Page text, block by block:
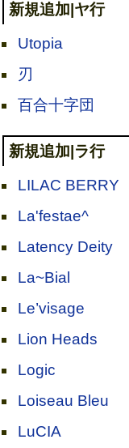
新規追加|ヤ行
Utopia
刃
百合十字団
新規追加|ラ行
LILAC BERRY
La'festae^
Latency Deity
La~Bial
Le’visage
Lion Heads
Logic
Loiseau Bleu
LuCIA